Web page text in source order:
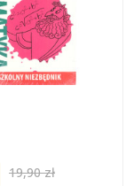
19,90 zł